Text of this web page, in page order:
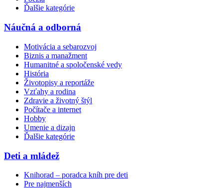
Ďalšie kategórie
Náučná a odborná
Motivácia a sebarozvoj
Biznis a manažment
Humanitné a spoločenské vedy
História
Životopisy a reportáže
Vzťahy a rodina
Zdravie a životný štýl
Počítače a internet
Hobby
Umenie a dizajn
Ďalšie kategórie
Deti a mládež
Knihorad – poradca kníh pre deti
Pre najmenších